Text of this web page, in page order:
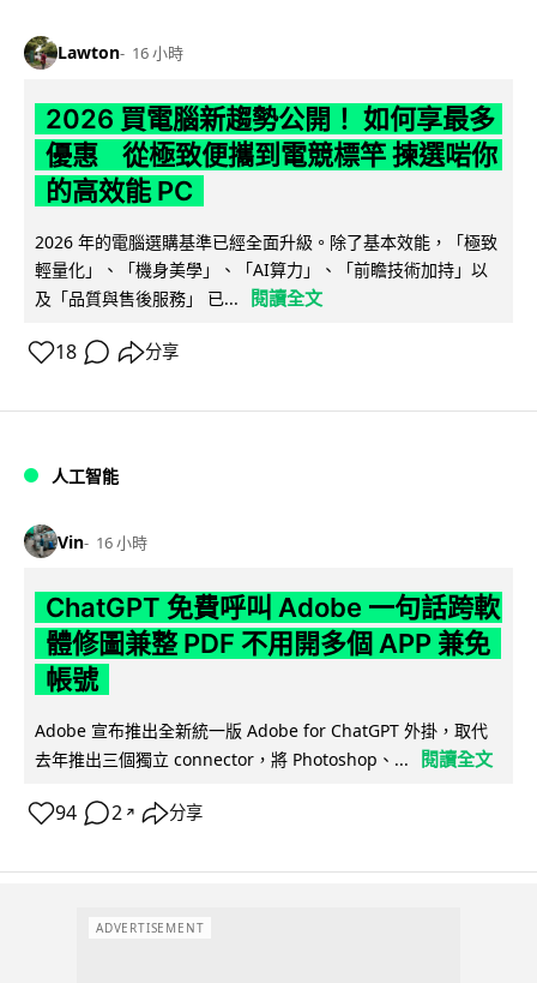
Lawton 16 小時
2026 買電腦新趨勢公開！ 如何享最多
優惠 從極致便攜到電競標竿 揀選啱你
的高效能 PC
2026 年的電腦選購基準已經全面升級。除了基本效能，「極致
輕量化」、「機身美學」、「AI算力」、「前瞻技術加持」以
及「品質與售後服務」 已...
閱讀全文
18 分享
人工智能
Vin 16 小時
ChatGPT 免費呼叫 Adobe 一句話跨軟
體修圖兼整 PDF 不用開多個 APP 兼免
帳號
Adobe 宣布推出全新統一版 Adobe for ChatGPT 外掛，取代
去年推出三個獨立 connector，將 Photoshop、...
閱讀全文
94 2 ↗ 分享
ADVERTISEMENT